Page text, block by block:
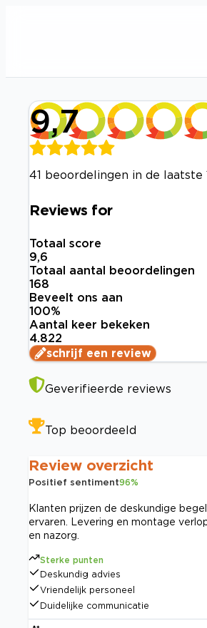
9,7
41 beoordelingen in de laatste
Reviews for
Totaal score
9,6
Totaal aantal beoordelingen
168
Beveelt ons aan
100%
Aantal keer bekeken
4.822
schrijf een review
Geverifieerde reviews
Top beoordeeld
Review overzicht
Positief sentiment96%
Klanten prijzen de deskundige
ervaren. Levering en montage
en nazorg.
Sterke punten
Deskundig advies
Vriendelijk personeel
Duidelijke communicatie